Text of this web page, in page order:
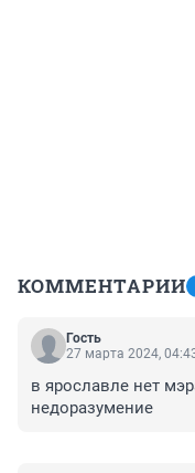
КОММЕНТАРИИ
Гость
27 марта 2024,
в ярославле нет
недоразумение